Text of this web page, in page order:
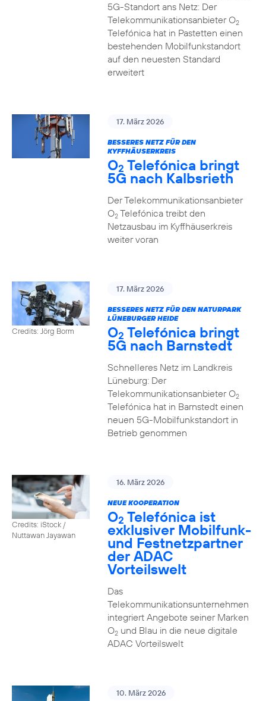
5G-Standort ans Netz: Der
Telekommunikationsanbieter O2
Telefónica hat in Pastetten einen
bestehenden Mobilfunkstandort
auf den neuesten Standard
erweitert
17. März 2026
BESSERES NETZ FÜR DEN
KYFFHÄUSERKREIS
O2 Telefónica bringt
5G nach Kalbsrieth
Der Telekommunikationsanbieter
O2Telefónica treibt den
Netzausbau im Kyffhäuserkreis
weiter voran
Credits: Jörg Borm
17. März 2026
BESSERES NETZ FÜR DEN NATURPARK
LÜNEBURGER HEIDE
O2 Telefónica bringt
5G nach Barnstedt
Schnelleres Netz im Landkreis
Lüneburg: Der
Telekommunikationsanbieter O2
Telefónica hat in Barnstedt einen
neuen 5G-Mobilfunkstandort in
Betrieb genommen
Credits: iStock /
Nuttawan Jayawan
16. März 2026
NEUE KOOPERATION
O2 Telefónica ist
exklusiver Mobilfunk-
und Festnetzpartner
der ADAC
Vorteilswelt
Das
Telekommunikationsunternehmen
integriert Angebote seiner Marken
O2und Blau in die neue digitale
ADAC Vorteilswelt
10. März 2026